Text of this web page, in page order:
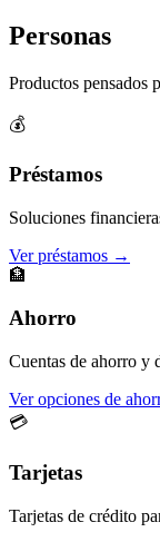
Personas
Productos pensados
💰
Préstamos
Soluciones
Ver préstamos →
🏦
Ahorro
Cuentas de ahorro y
Ver opciones de
💳
Tarjetas
Tarjetas de crédito